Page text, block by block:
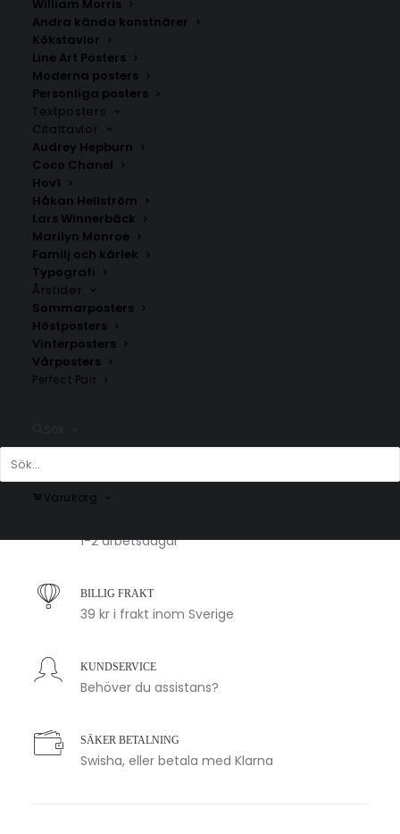
William Morris
Andra kända konstnärer
Kökstavlor
Line Art Posters
Moderna posters
Personliga posters
Textposters
Citattavlor
Audrey Hepburn
Coco Chanel
Hov1
Håkan Hellström
Lars Winnerbäck
Marilyn Monroe
Familj och kärlek
Typografi
Årstider
Sommarposters
Höstposters
Vinterposters
Vårposters
Perfect Pair
Varukorg
Poster med bokstaven N i
LEGO stil
Fr.149.00
1-2 arbetsdagar
BILLIG FRAKT
39 kr i frakt inom Sverige
KUNDSERVICE
Behöver du assistans?
SÄKER BETALNING
Swisha, eller betala med Klarna